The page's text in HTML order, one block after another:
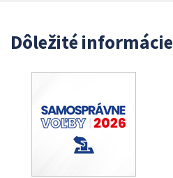
Dôležité informácie